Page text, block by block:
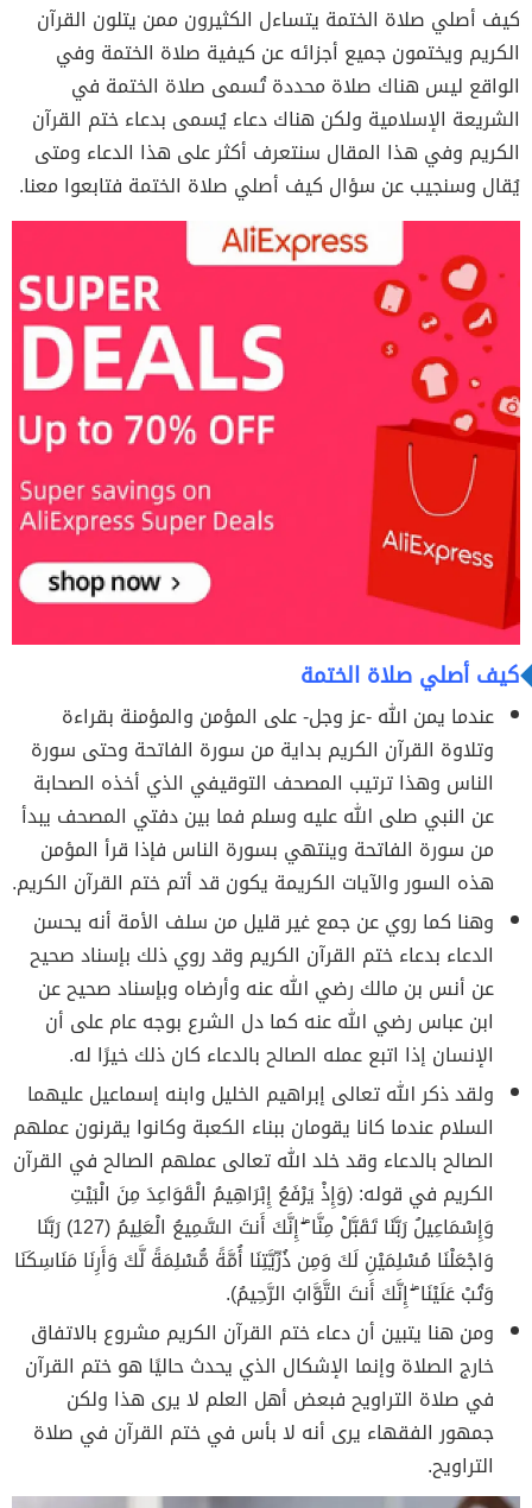
كيف أصلي صلاة الختمة يتساءل الكثيرون ممن يتلون القرآن
الكريم ويختمون جميع أجزائه عن كيفية صلاة الختمة وفي
الواقع ليس هناك صلاة محددة تُسمى صلاة الختمة في
الشريعة الإسلامية ولكن هناك دعاء يُسمى بدعاء ختم القرآن
الكريم وفي هذا المقال سنتعرف أكثر على هذا الدعاء ومتى
يُقال وسنجيب عن سؤال كيف أصلي صلاة الختمة فتابعوا معنا.
كيف أصلي صلاة الختمة
عندما يمن الله -عز وجل- على المؤمن والمؤمنة بقراءة
وتلاوة القرآن الكريم بداية من سورة الفاتحة وحتى سورة
الناس وهذا ترتيب المصحف التوقيفي الذي أخذه الصحابة
عن النبي صلى الله عليه وسلم فما بين دفتي المصحف يبدأ
من سورة الفاتحة وينتهي بسورة الناس فإذا قرأ المؤمن
هذه السور والآيات الكريمة يكون قد أتم ختم القرآن الكريم.
وهنا كما روي عن جمع غير قليل من سلف الأمة أنه يحسن
الدعاء بدعاء ختم القرآن الكريم وقد روي ذلك بإسناد صحيح
عن أنس بن مالك رضي الله عنه وأرضاه وبإسناد صحيح عن
ابن عباس رضي الله عنه كما دل الشرع بوجه عام على أن
الإنسان إذا اتبع عمله الصالح بالدعاء كان ذلك خيرًا له.
ولقد ذكر الله تعالى إبراهيم الخليل وابنه إسماعيل عليهما
السلام عندما كانا يقومان ببناء الكعبة وكانوا يقرنون عملهم
الصالح بالدعاء وقد خلد الله تعالى عملهم الصالح في القرآن
الكريم في قوله: (وَإِذْ يَرْفَعُ إِبْرَاهِيمُ الْقَوَاعِدَ مِنَ الْبَيْتِ
وَإِسْمَاعِيلُ رَبَّنَا تَقَبَّلْ مِنَّا ۖ إِنَّكَ أَنتَ السَّمِيعُ الْعَلِيمُ (127) رَبَّنَا
وَاجْعَلْنَا مُسْلِمَيْنِ لَكَ وَمِن ذُرِّيَّتِنَا أُمَّةً مُّسْلِمَةً لَّكَ وَأَرِنَا مَنَاسِكَنَا
وَتُبْ عَلَيْنَا ۖ إِنَّكَ أَنتَ التَّوَّابُ الرَّحِيمُ).
ومن هنا يتبين أن دعاء ختم القرآن الكريم مشروع بالاتفاق
خارج الصلاة وإنما الإشكال الذي يحدث حاليًا هو ختم القرآن
في صلاة التراويح فبعض أهل العلم لا يرى هذا ولكن
جمهور الفقهاء يرى أنه لا بأس في ختم القرآن في صلاة
التراويح.